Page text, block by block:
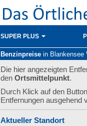
SUPER PLUS
Benzinpreise in Blankensee
Die hier angezeigten
den Ortsmittelpunkt.
Durch Klick auf den
Entfernungen ausgehend
Aktueller Standort